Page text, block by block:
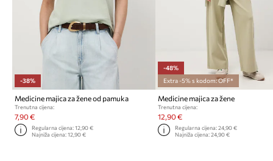
-38%
Medicine majica za žene od pamuka
Trenutna cijena:
7,90 €
Regularna cijena:12,90 €
Najniža cijena:12,90 €
-48%
Extra -5% s kodom: OFF*
Medicine majica za žene
Trenutna cijena:
12,90 €
Regularna cijena: 24,90 €
Najniža cijena: 24,90 €